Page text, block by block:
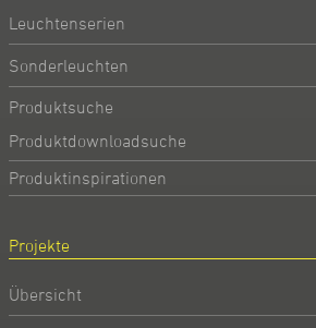
Leuchtenserien
Sonderleuchten
Produktsuche
Produktdownloadsuche
Produktinspirationen
Projekte
Übersicht